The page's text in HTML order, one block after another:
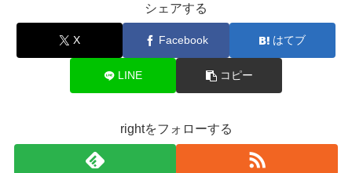
シェアする
X Facebook はてブ
LINE コピー
rightをフォローする